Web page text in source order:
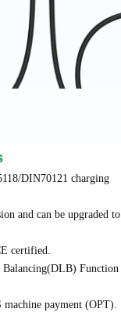
DIN70121 charging
and can be upgraded to
certified.
Function
payment (OPT).